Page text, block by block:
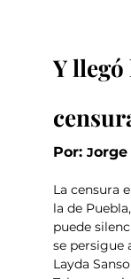
Y
Por: Jorge
La censura
la de
puede
se persigue
Layda